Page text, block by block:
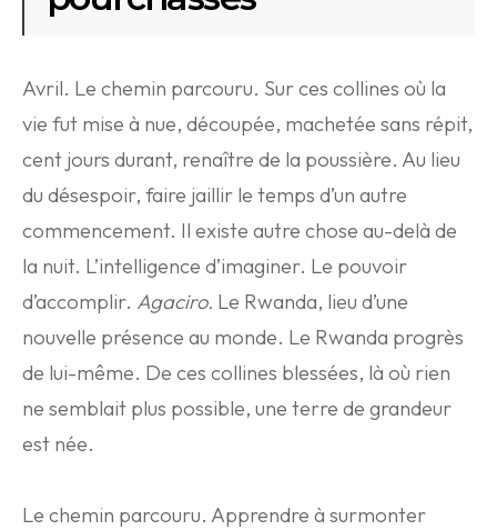
Avril. Le chemin parcouru. Sur ces collines où la
vie fut mise à nue, découpée, machetée sans répit,
cent jours durant, renaître de la poussière. Au lieu
du désespoir, faire jaillir le temps d’un autre
commencement. Il existe autre chose au-delà de
la nuit. L’intelligence d’imaginer. Le pouvoir
d’accomplir. Agaciro. Le Rwanda, lieu d’une
nouvelle présence au monde. Le Rwanda progrès
de lui-même. De ces collines blessées, là où rien
ne semblait plus possible, une terre de grandeur
est née.
Le chemin parcouru. Apprendre à surmonter